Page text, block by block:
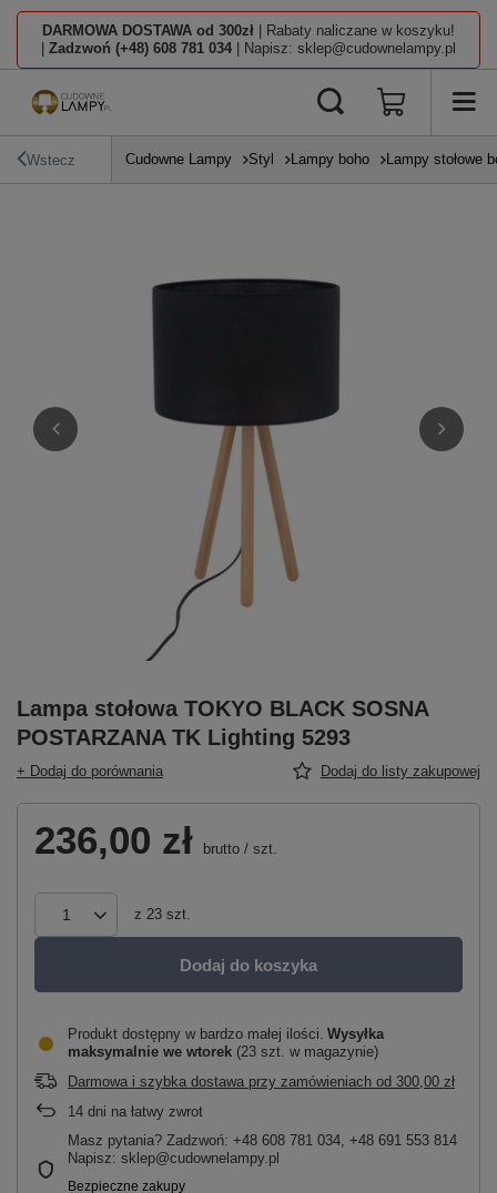
DARMOWA DOSTAWA od 300zł | Rabaty naliczane w koszyku!
Zadzwoń (+48) 608 781 034 | Napisz: sklep@cudownelampy.pl
Wstecz Cudowne Lampy Styl Lampy boho Lampy stołowe
Lampa stołowa TOKYO BLACK SOSNA
POSTARZANA TK Lighting 5293
+ Dodaj do porównania Dodaj do listy zakupowej
236,00 zł brutto / szt.
z 23 szt.
Dodaj do koszyka
Produkt dostępny w bardzo małej ilości Wysyłka
maksymalnie we wtorek (23 szt. w magazynie)
Darmowa i szybka dostawa przy zamówieniach od 300,00 zł
14 dni na łatwy zwrot
Masz pytania? Zadzwoń: +48 608 781 034, +48 691 553 814
Napisz: sklep@cudownelampy.pl